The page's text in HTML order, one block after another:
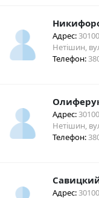
Адрес:
Нетішин,
Телефон:
Адрес:
Нетішин,
Телефон:
Адрес: